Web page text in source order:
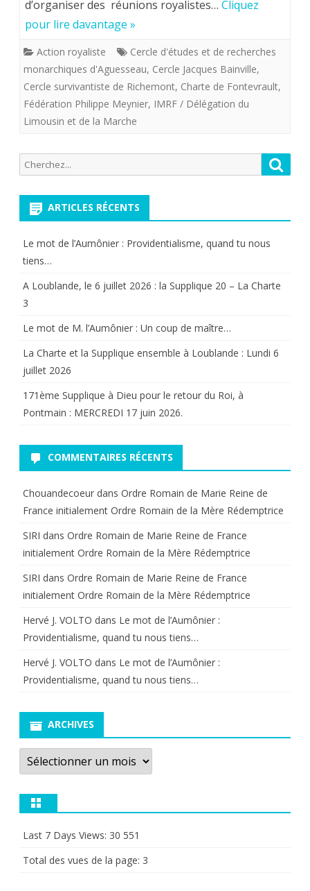
la
”
Fédération
Limoges.
d’organiser des réunions royalistes… Cliquez
pour lire davantage »
Action royaliste
Cercle d'études et de recherches
monarchiques d'Aguesseau, Cercle Jacques Bainville,
Cercle survivantiste de Richemont, Charte de Fontevrault,
Fédération Philippe Meynier, IMRF / Délégation du
Limousin et de la Marche
Recherche
pour:
ARTICLES RÉCENTS
Le mot de l’Aumônier : Providentialisme, quand tu nous
tiens…
A Loublande, le 6 juillet 2026 : la Supplique 20 – La Charte
3
Le mot de M. l’Aumônier : Un coup de maître…
La Charte et la Supplique ensemble à Loublande : Lundi 6
juillet 2026
171ème Supplique à Dieu pour le retour du Roi, à
Pontmain : MERCREDI 17 juin 2026.
COMMENTAIRES RÉCENTS
Chouandecoeur dans Ordre Romain de Marie Reine de
France initialement Ordre Romain de la Mère Rédemptrice
SIRI dans Ordre Romain de Marie Reine de France
initialement Ordre Romain de la Mère Rédemptrice
SIRI dans Ordre Romain de Marie Reine de France
initialement Ordre Romain de la Mère Rédemptrice
Hervé J. VOLTO dans Le mot de l’Aumônier :
Providentialisme, quand tu nous tiens…
Hervé J. VOLTO dans Le mot de l’Aumônier :
Providentialisme, quand tu nous tiens…
ARCHIVES
Archives
Last 7 Days Views: 30 551
Total des vues de la page: 3